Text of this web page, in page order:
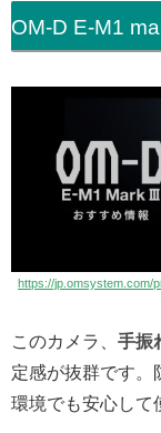
OM-D E-M1
https://jp.omsystem.com/
このカメラ、 手振
定感が抜群です。
環境でも安心して